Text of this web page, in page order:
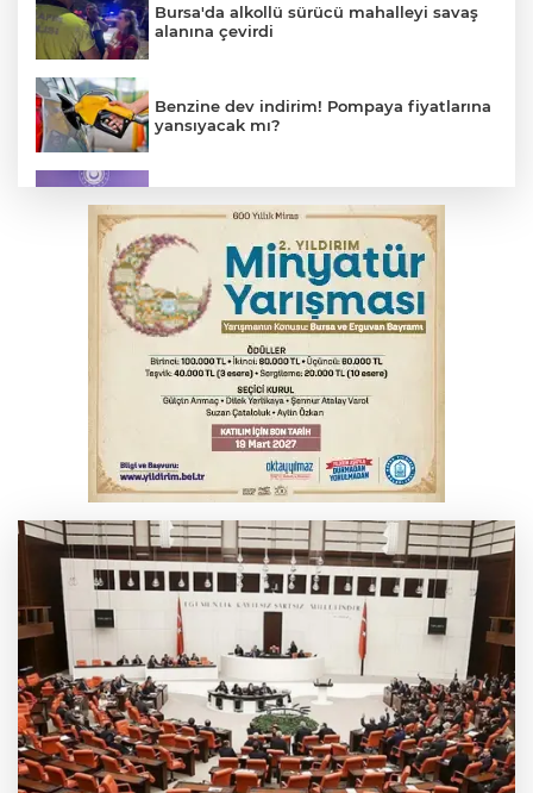
Bursa'da alkollü sürücü mahalleyi savaş
alanına çevirdi
Benzine dev indirim! Pompaya fiyatlarına
yansıyacak mı?
milletimize hayırlı olsun
Serbest piyasada döviz fiyatları
Osmangazi’de kaldırım işgaline geçit yok
Serbest piyasada altın fiyatları...